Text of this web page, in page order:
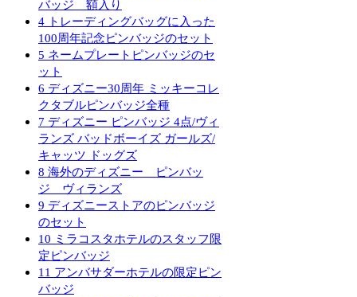
バッジ 額入り
4 トレーディングバッグに入った
100周年記念ピンバッジのセット
5 ネームプレートピンバッジのセ
ット
6 ディズニー30周年 ミッキーコレ
クタブルピンバッジ全種
7 ディズニー ピンバッジ 4点/ヴィ
ランズ バッドボーイズ ガールズ/
キャッツ ドッグズ
8 海外のディズニー ピンバッ
ジ ヴィランズ
9 ディズニーストアのピンバッジ
のセット
10 ミラコスタホテルのスタッフ限
定ピンバッジ
11 アンバサダーホテルの限定ピン
バッジ